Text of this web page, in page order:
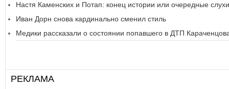
Настя Каменских и Потап: конец истории или очередные
Иван Дорн снова кардинально сменил стиль
Медики рассказали о состоянии попавшего в ДТП
РЕКЛАМА